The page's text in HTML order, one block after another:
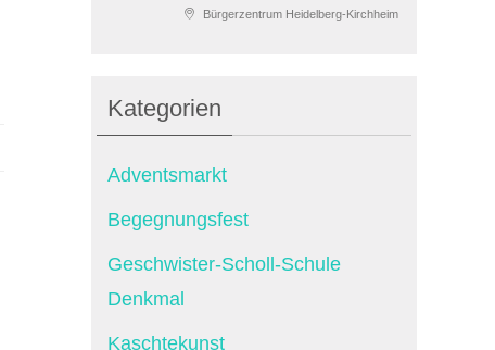
Bürgerzentrum Heidelberg-Kirchheim
Kategorien
Adventsmarkt
Begegnungsfest
Geschwister-Scholl-Schule
Denkmal
Kaschtekunst